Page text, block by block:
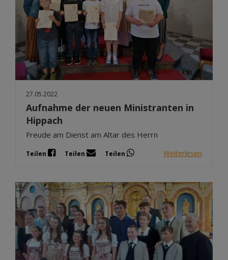
27.05.2022
Aufnahme der neuen Ministranten in
Hippach
Freude am Dienst am Altar des Herrn
Teilen Teilen Teilen Weiterlesen